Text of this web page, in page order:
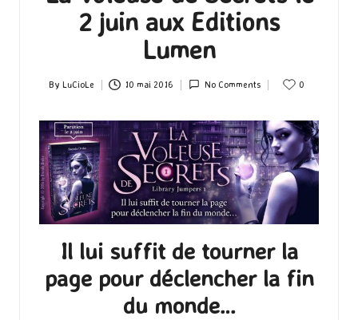
2 juin aux Editions
Lumen
Posted
By LuCioLe 10 mai 2016 No Comments 0
Il lui suffit de tourner la
page pour déclencher la fin
du monde…